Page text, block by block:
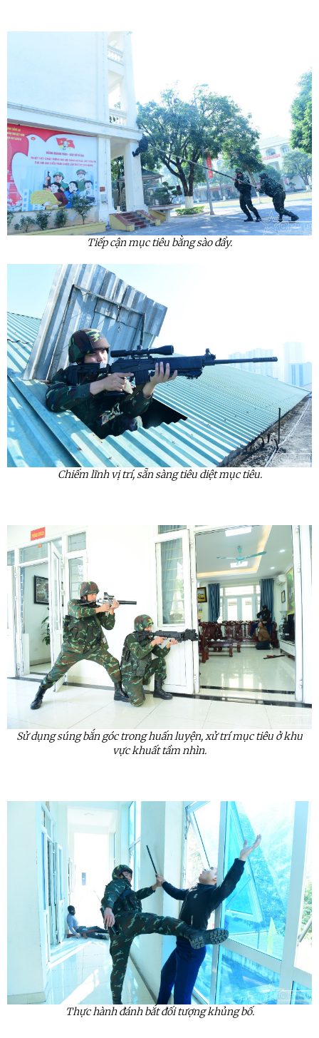
Tiếp cận mục tiêu bằng sào đẩy.
Chiếm lĩnh vị trí, sẵn sàng tiêu diệt mục tiêu.
Sử dụng súng bắn góc trong huấn luyện, xử trí mục tiêu ở khu
vực khuất tầm nhìn.
Thực hành đánh bắt đối tượng khủng bố.